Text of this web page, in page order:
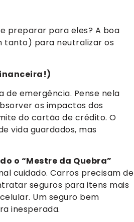
preparar para eles? A boa
tanto) para neutralizar os
emergência. Pense nela
os impactos dos
do cartão de crédito. O
vida guardados, mas
o “Mestre da Quebra”
cuidado. Carros precisam de
seguros para itens mais
Um seguro bem
inesperada.